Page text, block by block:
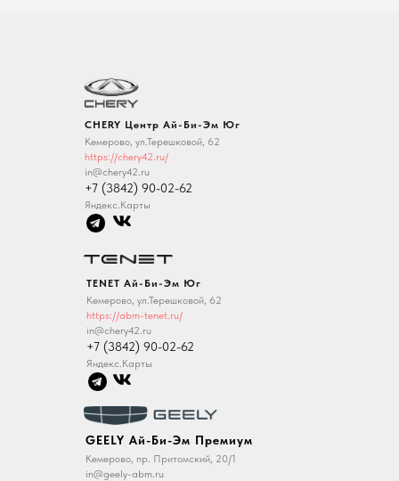
GEELY Ай-Би-Эм Премиум
Кемерово, пр. Притомский, 20/1
in@geely-abm.ru
TENET Ай-Би-Эм Юг
Кемерово, ул.Терешковой, 62
+7 (3842) 90-02-62
in@chery42.ru
Яндекс.Карты
https://abm-tenet.ru/
CHERY Центр Ай-Би-Эм Юг
Кемерово, ул.Терешковой, 62
+7 (3842) 90-02-62
in@chery42.ru
Яндекс.Карты
https://chery42.ru/